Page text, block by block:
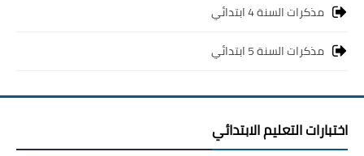
مذكرات السنة 4 ابتدائي
مذكرات السنة 5 ابتدائي
اختبارات التعليم الابتدائي